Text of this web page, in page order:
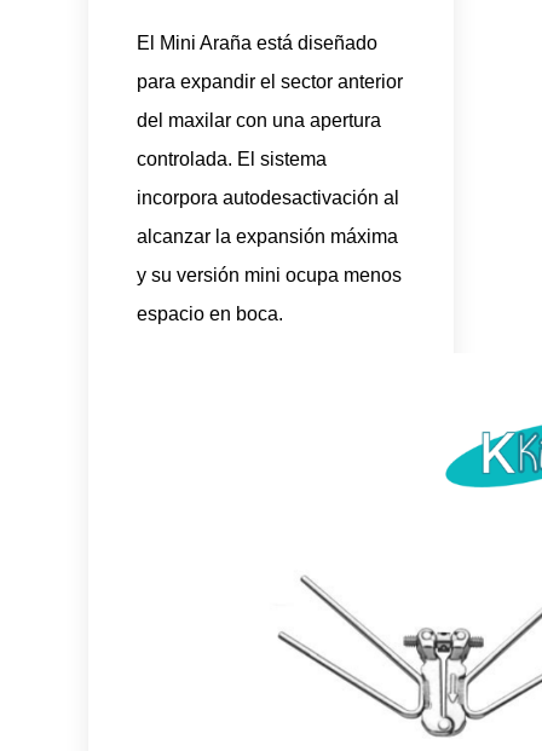
El Mini Araña está diseñado
para expandir el sector anterior
del maxilar con una apertura
controlada. El sistema
incorpora autodesactivación al
alcanzar la expansión máxima
y su versión mini ocupa menos
espacio en boca.